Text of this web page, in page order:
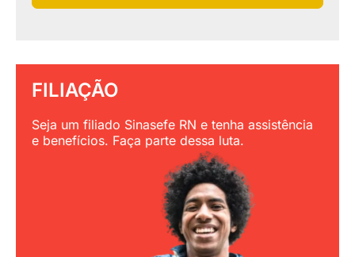
FILIAÇÃO
Seja um filiado Sinasefe RN e tenha assistência
e benefícios. Faça parte dessa luta.